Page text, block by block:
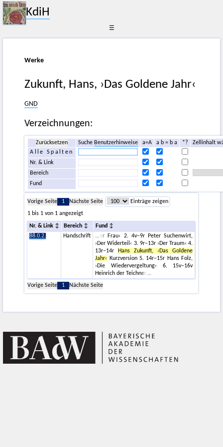
KdiH
☰
Werke
Zukunft, Hans, ›Das Goldene Jahr‹
GND
Verzeichnungen:
Zurücksetzen Suche Benutzerhinweise a=A a b = b a *?
Zellinhalt
Alle Spalten
Nr. & Link
Bereich
Fund
Vorige Seite 1 Nächste Seite
Einträge zeigen
1 bis 1 von 1 angezeigt
Nr. & Link Bereich
Fund
88.0.2.
Handschrift
er Frau‹ 2. 4v–9r Peter Suchenwirt,
›Der Widerteil‹ 3. 9r–13r ›Der Traum‹ 4.
13r–14r
Hans Zukunft, ›Das Goldene
Jahr‹ Kurzversion 5. 14r–15r Hans Folz,
›Die Wiedervergeltung‹ 6. 15v–16v
Heinrich der Teichner,
Vorige Seite
1 Nächste Seite